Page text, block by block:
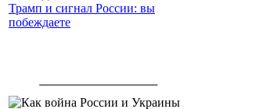
Трамп и сигнал России: вы
побеждаете